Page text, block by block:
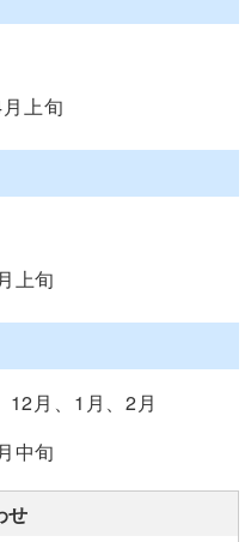
上旬
上旬
月、1月、2月
中旬
せ